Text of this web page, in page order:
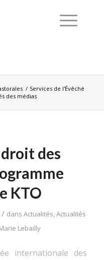
/ Services de l'Évêché
des médias
des
KTO
/ dans Actualités,Actualités
Lebailly
internationale des